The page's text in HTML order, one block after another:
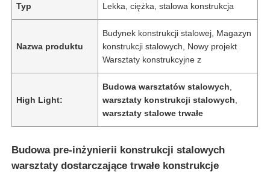
Typ Lekka, ciężka, stalowa konstrukcja
Nazwa produktu
Budynek konstrukcji stalowej, Magazyn
konstrukcji stalowych, Nowy projekt
Warsztaty konstrukcyjne z
High Light:
Budowa warsztatów stalowych
warsztaty konstrukcji stalowych
warsztaty stalowe trwałe
Budowa pre-inżynierii konstrukcji stalowych
warsztaty dostarczające trwałe konstrukcje